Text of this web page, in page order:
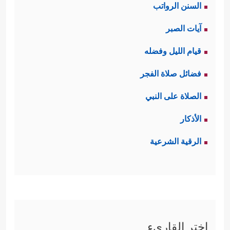
السنن الرواتب
آيات الصبر
قيام الليل وفضله
فضائل صلاة الفجر
الصلاة على النبي
الأذكار
الرقية الشرعية
اختر القاريء